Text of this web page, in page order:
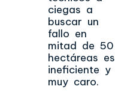
ciegas a
buscar un
fallo en
mitad de 50
hectáreas es
ineficiente y
muy caro.